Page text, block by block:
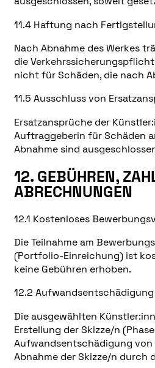
11.4 Haftung nach
Nach Abnahme des Werkes
die
nicht für Schäden, die nach
11.5 Ausschluss von
Ersatzansprüche der
Auftraggeberin für Schäden
Abnahme sind
12. GEBÜHREN,
ABRECHNUNGEN
12.1 Kostenloses
Die Teilnahme am
(Portfolio-Einreichung) ist
keine Gebühren erhoben.
12.2 Aufwandsentschädigung
Die ausgewählten
Erstellung der Skizze/n
Aufwandsentschädigung von
Abnahme der Skizze/n durch